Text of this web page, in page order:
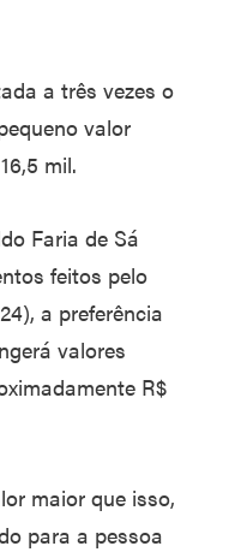
a três vezes o
valor
mil.
Faria de Sá
feitos pelo
a preferência
valores
R$
maior que isso,
para a pessoa